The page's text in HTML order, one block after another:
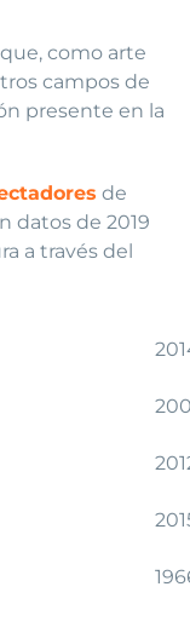
como arte
campos de
presente en la
de
datos de 2019
a través del